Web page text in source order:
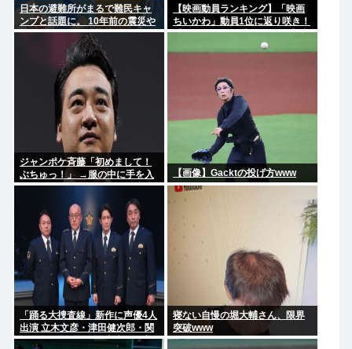
日本の避難所がまるで難民キャ
ンプと話題に。 10年前の震災や
能登自身の頃から指摘されてた
のになぜ改善されないのか？
【映画動員ランキング】「映画
ちいかわ」動員1位に返り咲き！
「ミニオンズ」「あの星」「ブ
ルーロック」もランクイン
ジャンポケ斉藤「初めまして！
ぶちゅっ！」 →服の中に手を入
れ胸を揉み始める。 これ異常者
【画像】Gacktの投げ方www
「踊る大捜査線」新作に声優4人
出演 立木文彦・津田健次郎・関
智一・野島健児ら警察庁の最高
寝ない自慢の堀大輔さん、限界
突破www